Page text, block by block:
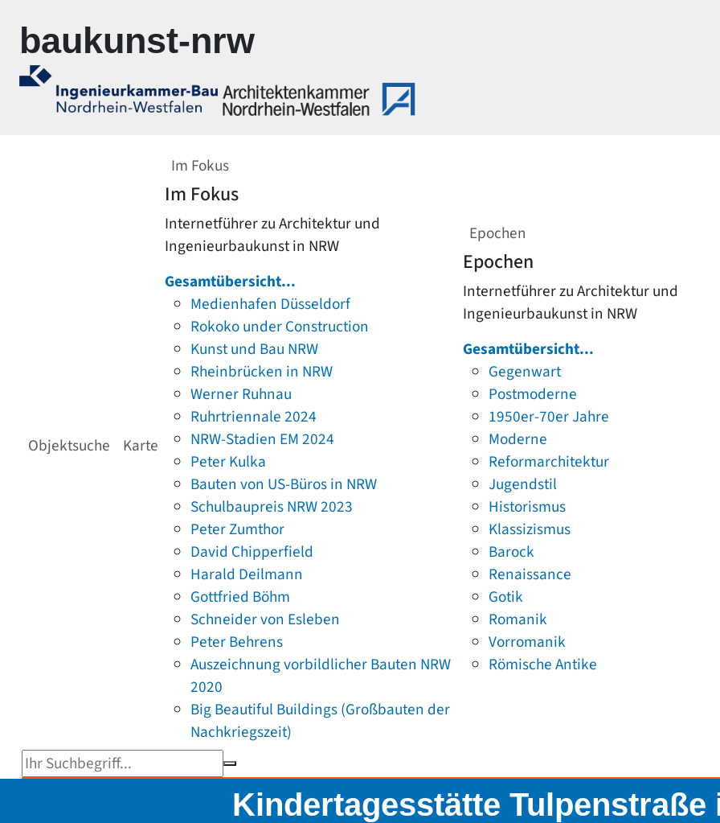
baukunst-nrw
Objektsuche Karte
Im Fokus
Im Fokus
Internetführer zu Architektur und
Ingenieurbaukunst in NRW
Gesamtübersicht...
Medienhafen Düsseldorf
Rokoko under Construction
Kunst und Bau NRW
Rheinbrücken in NRW
Werner Ruhnau
Ruhrtriennale 2024
NRW-Stadien EM 2024
Peter Kulka
Bauten von US-Büros in NRW
Schulbaupreis NRW 2023
Peter Zumthor
David Chipperfield
Harald Deilmann
Gottfried Böhm
Schneider von Esleben
Peter Behrens
Auszeichnung vorbildlicher Bauten NRW
2020
Big Beautiful Buildings (Großbauten der
Nachkriegszeit)
Epochen
Epochen
Internetführer zu Architektur und
Ingenieurbaukunst in NRW
Gesamtübersicht...
Gegenwart
Postmoderne
1950er-70er Jahre
Moderne
Reformarchitektur
Jugendstil
Historismus
Klassizismus
Barock
Renaissance
Gotik
Romanik
Vorromanik
Römische Antike
Suchbegriff eingeben
Kindertagesstätte Tulpenstraße